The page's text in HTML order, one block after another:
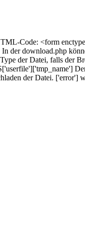
Code: <form
download.php
der Datei, falls der
der Datei. ['error']